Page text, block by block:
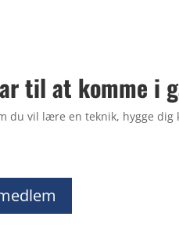
til at komme i
du vil lære en teknik, hygge